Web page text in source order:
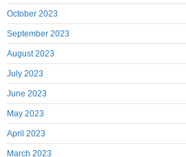
October 2023
September 2023
August 2023
July 2023
June 2023
May 2023
April 2023
March 2023